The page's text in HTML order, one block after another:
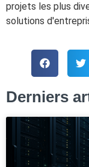
projets les plus
solutions
Derniers